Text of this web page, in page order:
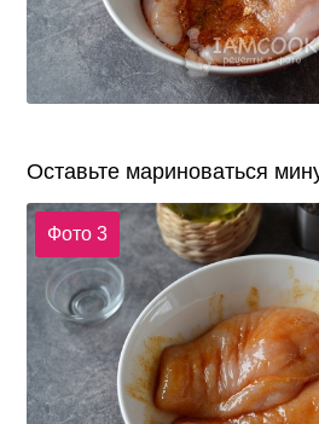
Оставьте мариноваться
Фото 3